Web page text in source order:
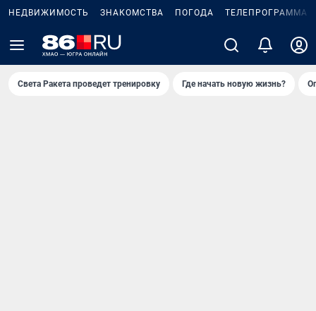
НЕДВИЖИМОСТЬ ЗНАКОМСТВА ПОГОДА ТЕЛЕПРОГРАММА
Света Ракета проведет тренировку Где начать новую жизнь?